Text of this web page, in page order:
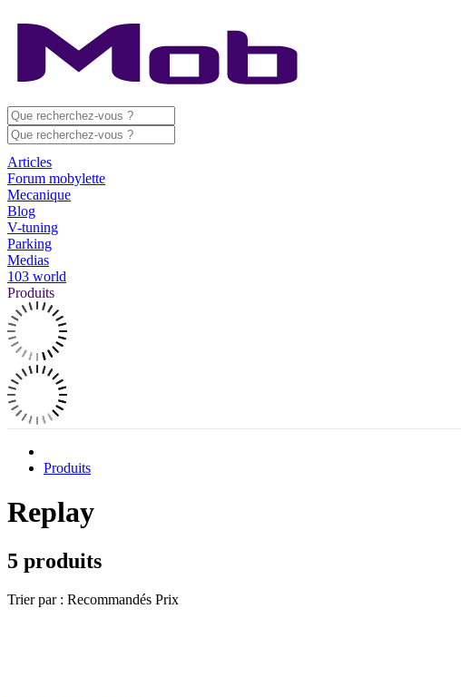
Articles
Forum mobylette
Mecanique
Blog
V-tuning
Parking
Medias
103 world
Produits
Produits
Replay
5 produits
Trier par : Recommandés Prix